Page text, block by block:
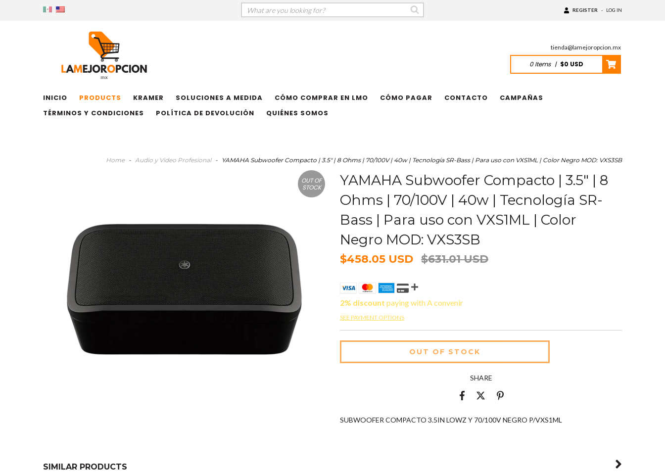
REGISTER - LOG IN
tienda@lamejoropcion.mx
0Items | $0 USD
INICIO PRODUCTS KRAMER SOLUCIONES A MEDIDA CÓMO COMPRAR EN LMO CÓMO PAGAR CONTACTO
CAMPAÑAS
TÉRMINOS Y CONDICIONES
POLÍTICA DE DEVOLUCIÓN QUIÉNES SOMOS
Home - Audio y Video Profesional - YAMAHA Subwoofer Compacto | 3.5" | 8 Ohms | 70/100V | 40w | Tecnología SR-Bass | Para uso con VXS1ML | Color Negro MOD: VXS3SB
OUT OF
STOCK
YAMAHA Subwoofer Compacto | 3.5" | 8
Ohms | 70/100V | 40w | Tecnología SR-
Bass | Para uso con VXS1ML | Color
Negro MOD: VXS3SB
$458.05 USD $631.01 USD
2% discount paying with A convenir
SEE PAYMENT OPTIONS
SHARE
SUBWOOFER COMPACTO 3.5IN LOWZ Y 70/100V NEGRO P/VXS1ML
SIMILAR PRODUCTS